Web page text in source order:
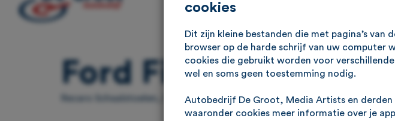
Ford Fiesta 1.5 ST
Recaro Schaalstoelen, Carbon, Airco, Cruise, Apple Carplay, Winterpakket
cookies
Dit zijn kleine bestanden die met pagina’s
browser op de harde schrijf van uw computer
cookies die gebruikt worden voor
wel en soms geen toestemming nodig.
Autobedrijf De Groot, Media Artists en
waaronder cookies meer informatie over je